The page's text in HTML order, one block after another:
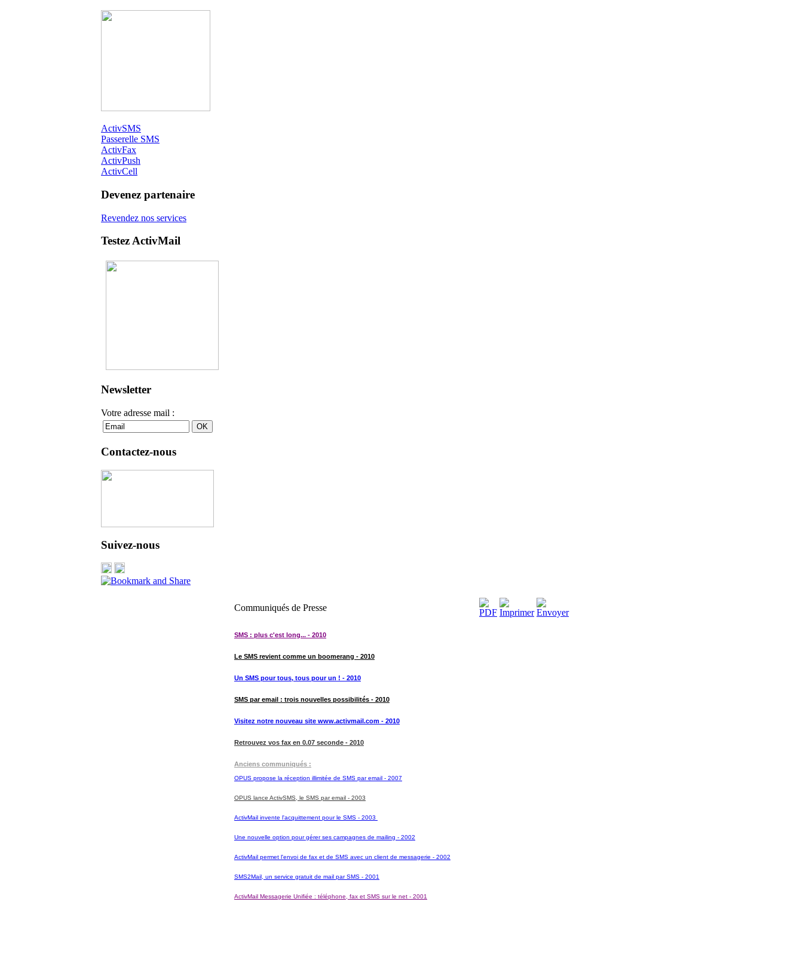
ActivSMS
Passerelle SMS
ActivFax
ActivPush
ActivCell
Devenez partenaire
Revendez nos services
Testez ActivMail
Newsletter
Votre adresse mail :
Contactez-nous
Suivez-nous
Communiqués de Presse
SMS : plus c'est long... - 2010
Le SMS revient comme un boomerang - 2010
Un SMS pour tous, tous pour un ! - 2010
SMS par email : trois nouvelles possibilités - 2010
Visitez notre nouveau site www.activmail.com - 2010
Retrouvez vos fax en 0.07 seconde - 2010
Anciens communiqués :
OPUS propose la réception illimitée de SMS par email - 2007
OPUS lance ActivSMS, le SMS par email - 2003
ActivMail invente l'acquittement pour le SMS - 2003
Une nouvelle option pour gérer ses campagnes de mailing - 2002
ActivMail permet l'envoi de fax et de SMS avec un client de messagerie - 2002
SMS2Mail, un service gratuit de mail par SMS - 2001
ActivMail Messagerie Unifiée : téléphone, fax et SMS sur le net - 2001